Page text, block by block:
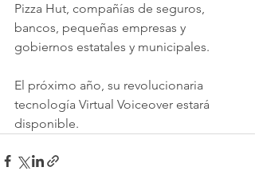
Pizza Hut, compañías de seguros,
bancos, pequeñas empresas y
gobiernos estatales y municipales.
El próximo año, su revolucionaria
tecnología Virtual Voiceover estará
disponible.